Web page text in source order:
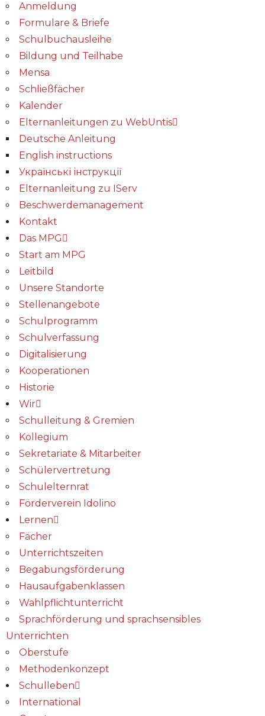
Anmeldung
Formulare & Briefe
Schulbuchausleihe
Bildung und Teilhabe
Mensa
Schließfächer
Kalender
Elternanleitungen zu WebUntis
Deutsche Anleitung
English instructions
Українські інструкції
Elternanleitung zu IServ
Beschwerdemanagement
Kontakt
Das MPG
Start am MPG
Leitbild
Unsere Standorte
Stellenangebote
Schulprogramm
Schulverfassung
Digitalisierung
Kooperationen
Historie
Wir
Schulleitung & Gremien
Kollegium
Sekretariate & Mitarbeiter
Schülervertretung
Schulelternrat
Förderverein Idolino
Lernen
Fächer
Unterrichtszeiten
Begabungs­förderung
Hausaufgabenklassen
Wahlpflichtunterricht
Sprachförderung und sprachsensibles
Unterrichten
Oberstufe
Methodenkonzept
Schulleben
International